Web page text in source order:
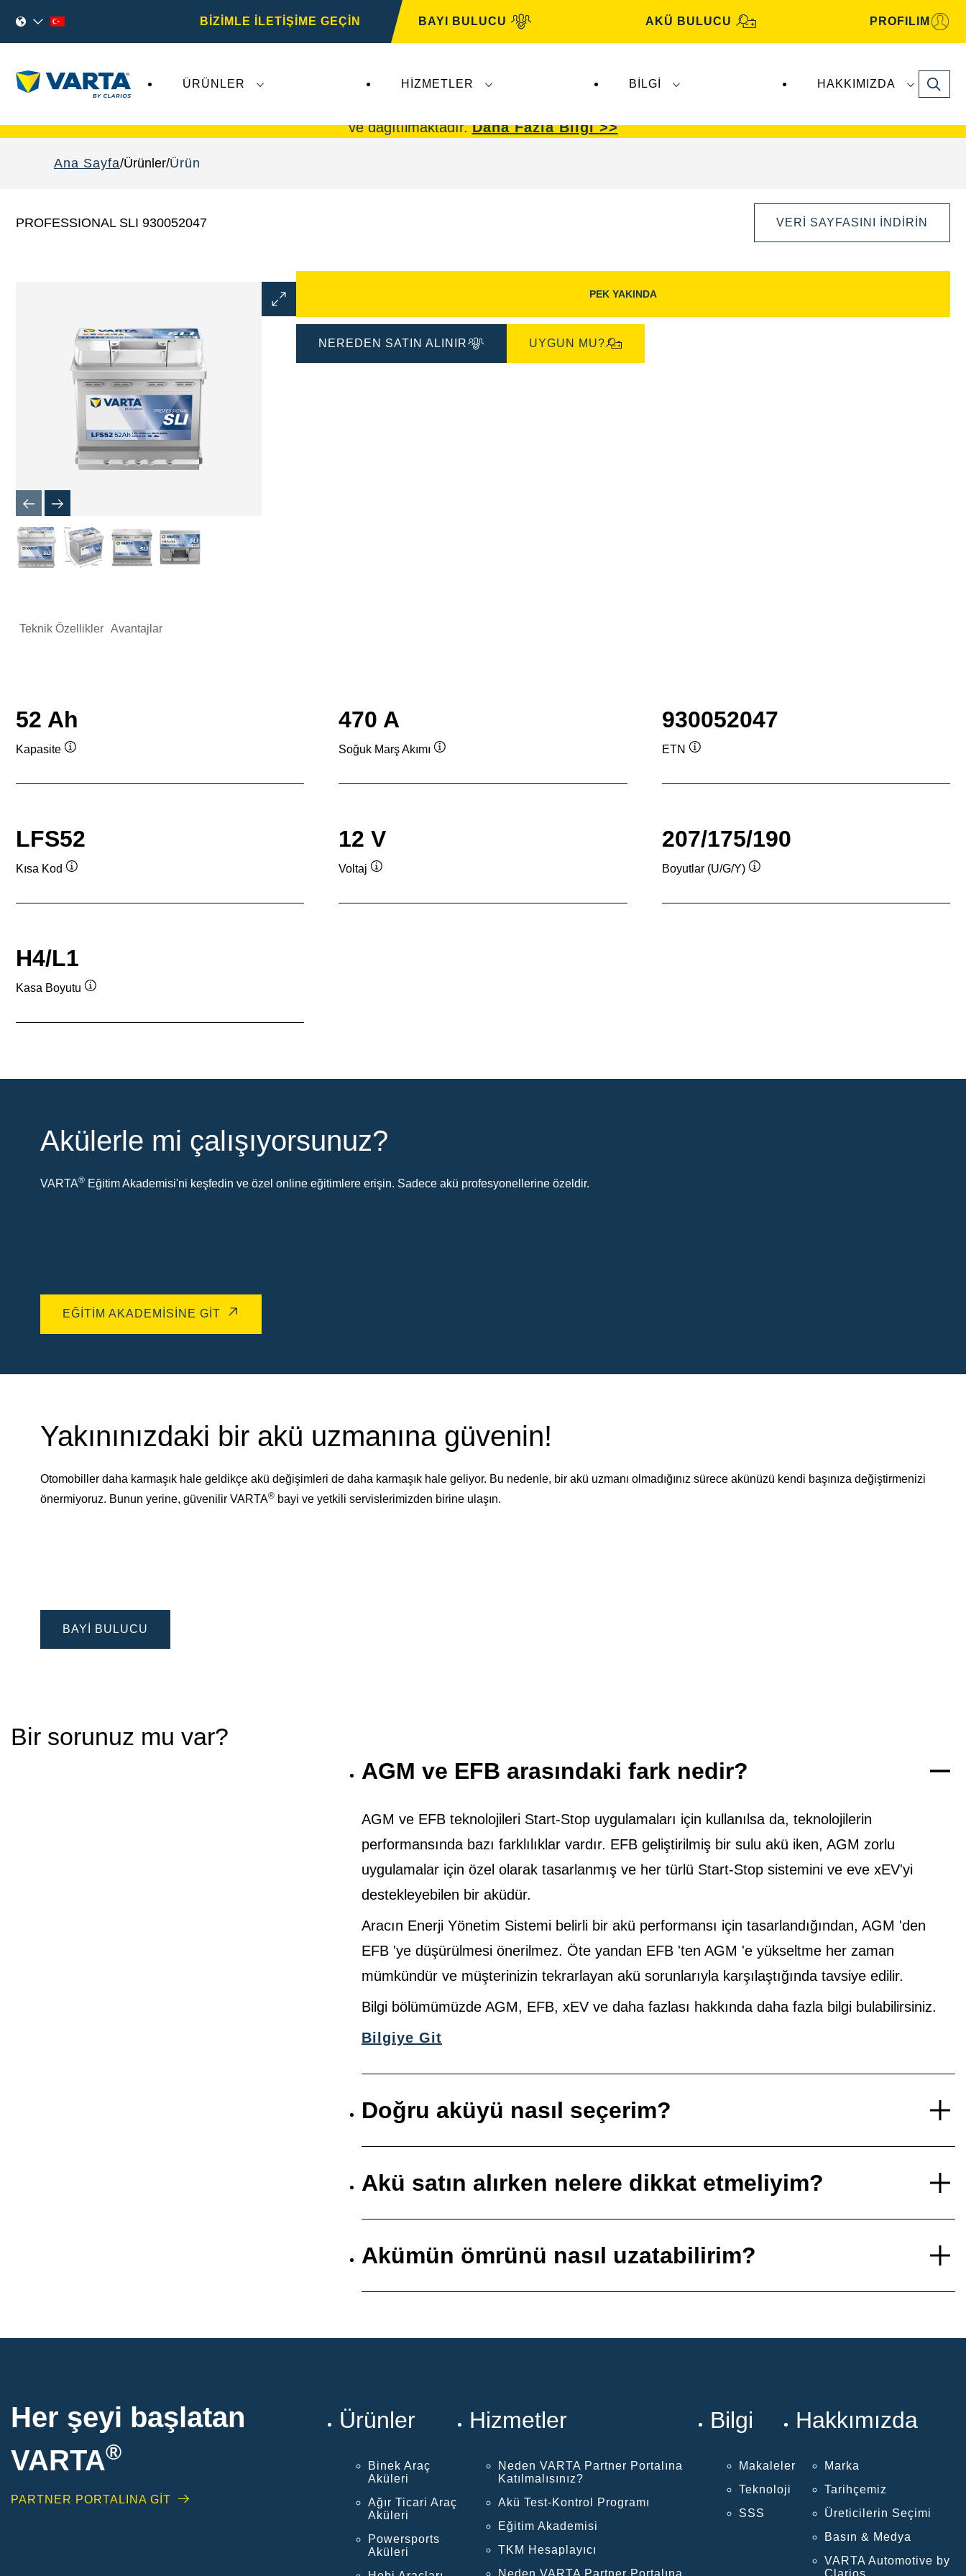
BİZİMLE İLETİŞİME GEÇİN BAYI BULUCU AKÜ BULUCU PROFILIM
ÜRÜNLER HIZMETLER BILGI HAKKIMIZDA Search
ve dağıtılmaktadır.Daha Fazla Bilgi >>
Ana Sayfa Ürünler Ürün
PROFESSIONAL SLI 930052047 VERI SAYFASINI İNDIRIN
Görüntü
Aç
İletişim
Görüntü
İletişim
Kutusu
PEK YAKINDA
NEREDEN SATIN ALINIR UYGUN MU?
Teknik Özellikler Avantajlar
52 Ah
Kapasite
470 A
Soğuk Marş Akımı
930052047
ETN
LFS52
Kısa Kod
12 V
Voltaj
207/175/190
Boyutlar (U/G/Y)
H4/L1
Kasa Boyutu
Akülerle mi çalışıyorsunuz?
VARTA® Eğitim Akademisi'ni keşfedin ve özel online eğitimlere erişin. Sadece akü profesyonellerine özeldir.
EĞITIM AKADEMISINE GIT
Yakınınızdaki bir akü uzmanına güvenin!
Otomobiller daha karmaşık hale geldikçe akü değişimleri de daha karmaşık hale geliyor. Bu nedenle, bir akü uzmanı olmadığınız sürece akünüzü kendi başınıza değiştirmenizi
önermiyoruz. Bunun yerine, güvenilir VARTA® bayi ve yetkili servislerimizden birine ulaşın.
BAYI BULUCU
Bir sorunuz mu var?
AGM ve EFB arasındaki fark nedir?
AGM ve EFB teknolojileri Start-Stop uygulamaları için kullanılsa da, teknolojilerin
performansında bazı farklılıklar vardır. EFB geliştirilmiş bir sulu akü iken, AGM zorlu
uygulamalar için özel olarak tasarlanmış ve her türlü Start-Stop sistemini ve eve xEV'yi
destekleyebilen bir aküdür.
Aracın Enerji Yönetim Sistemi belirli bir akü performansı için tasarlandığından, AGM 'den
EFB 'ye düşürülmesi önerilmez. Öte yandan EFB 'ten AGM 'e yükseltme her zaman
mümkündür ve müşterinizin tekrarlayan akü sorunlarıyla karşılaştığında tavsiye edilir.
Bilgi bölümümüzde AGM, EFB, xEV ve daha fazlası hakkında daha fazla bilgi bulabilirsiniz.
Bilgiye Git
Doğru aküyü nasıl seçerim?
Akü satın alırken nelere dikkat etmeliyim?
Akümün ömrünü nasıl uzatabilirim?
Her şeyi başlatan
VARTA®
PARTNER PORTALINA GİT
Ürünler
Binek Araç
Aküleri
Ağır Ticari Araç
Aküleri
Powersports
Aküleri
Hizmetler
Neden VARTA Partner Portalına
Katılmalısınız?
Akü Test-Kontrol Programı
Eğitim Akademisi
TKM Hesaplayıcı
Bilgi
Makaleler
Teknoloji
SSS
Hakkımızda
Marka
Tarihçemiz
Üreticilerin Seçimi
Basın & Medya
VARTA Automotive by